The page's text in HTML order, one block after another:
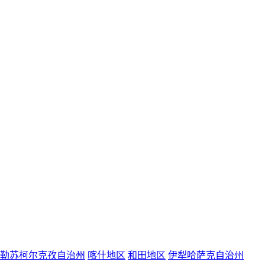
苏柯尔克孜自治州 喀什地区 和田地区 伊犁哈萨克自治州